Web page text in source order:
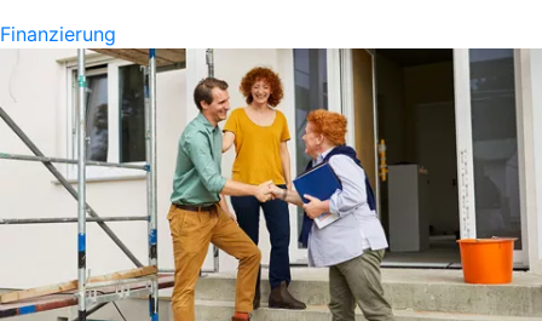
Finanzierung